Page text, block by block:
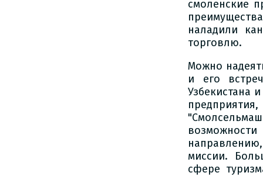
смоленские
наладили
торговлю.
Можно
и его
Узбекистана
миссии.
сфере